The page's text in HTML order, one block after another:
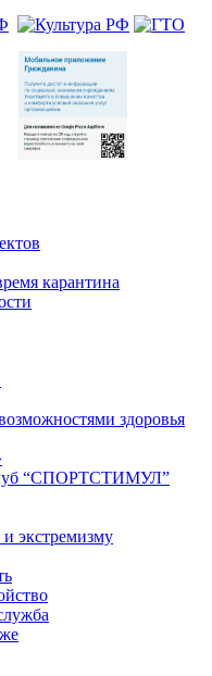
карантина
здоровья
“СПОРТСТИМУЛ”
экстремизму